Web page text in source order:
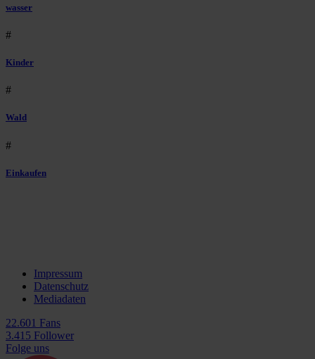
wasser
#
Kinder
#
Wald
#
Einkaufen
Impressum
Datenschutz
Mediadaten
22.601 Fans
3.415 Follower
Folge uns